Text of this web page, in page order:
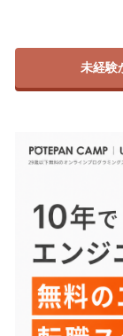
未経験